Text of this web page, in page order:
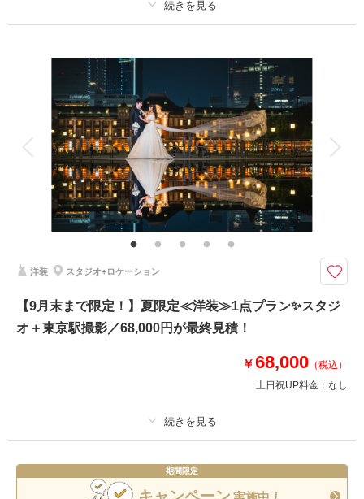
新郎衣装1着
小物一式
アルバム データ 200 カット 台紙付写真
衣装追加 会食
家族と撮影 家族用衣装レンタル ペットと撮影
10月の早割 ウェルカムボードプレゼント♪
≪撮影場所≫
清澄庭園・旧安田庭園・花畑記念庭園から1か所お選び下さい
上記の庭園とスタジオでの撮影になります
来店・オンライン を確認する
洋装 スタジオ+ロケーション
【9月末まで限定！】夏限定≪洋装≫1点プラン✨スタジ
オ＋東京駅撮影／68,000円が最終見積！
￥68,000 （税込）
土日祝UP料金： なし
撮影料 新婦衣装1着 新郎衣装1着
期間限定